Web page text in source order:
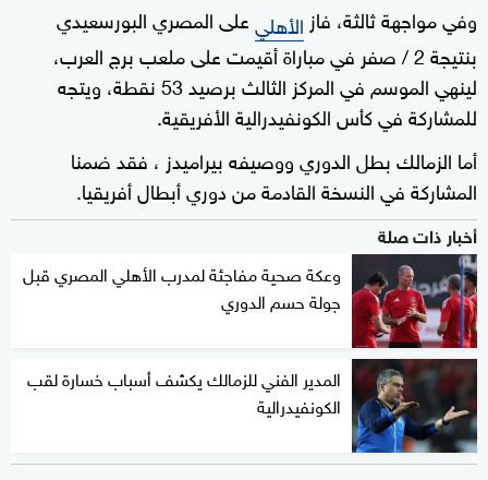
وفي مواجهة ثالثة، فاز الأهليعلى المصري البورسعيدي
بنتيجة 2 / صفر في مباراة أقيمت على ملعب برج العرب،
لينهي الموسم في المركز الثالث برصيد 53 نقطة، ويتجه
للمشاركة في كأس الكونفيدرالية الأفريقية.
أما الزمالك بطل الدوري ووصيفه بيراميدز ، فقد ضمنا
المشاركة في النسخة القادمة من دوري أبطال أفريقيا.
أخبار ذات صلة
وعكة صحية مفاجئة لمدرب الأهلي المصري قبل
جولة حسم الدوري
المدير الفني للزمالك يكشف أسباب خسارة لقب
الكونفيدرالية